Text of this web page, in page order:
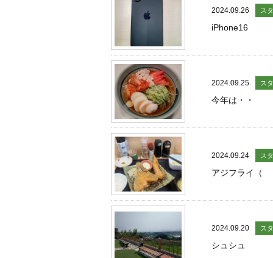
2024.09.26 ス
iPhone16
2024.09.25 ス
今年は・・
2024.09.24 ス
アジフライ（
2024.09.20 ス
シュシュ